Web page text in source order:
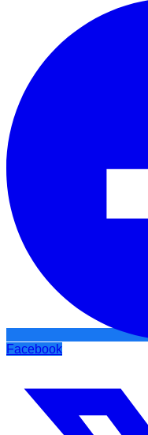
Facebook